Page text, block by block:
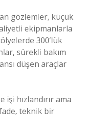
gözlemler, küçük
ekipmanlarla
300’lük
sürekli bakım
düşen araçlar
işi hızlandırır ama
teknik bir